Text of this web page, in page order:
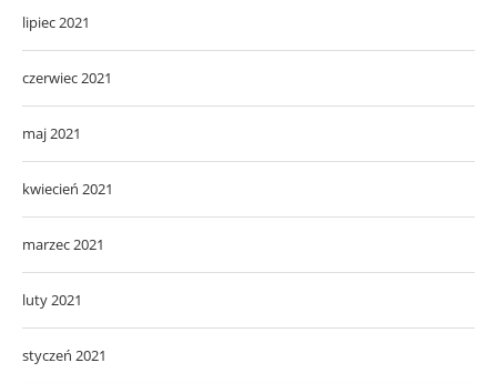
lipiec 2021
czerwiec 2021
maj 2021
kwiecień 2021
marzec 2021
luty 2021
styczeń 2021